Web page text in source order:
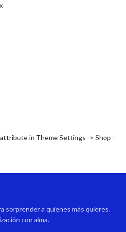
in Theme Settings -> Shop -
sorprender a quienes más quieres.
con alma.